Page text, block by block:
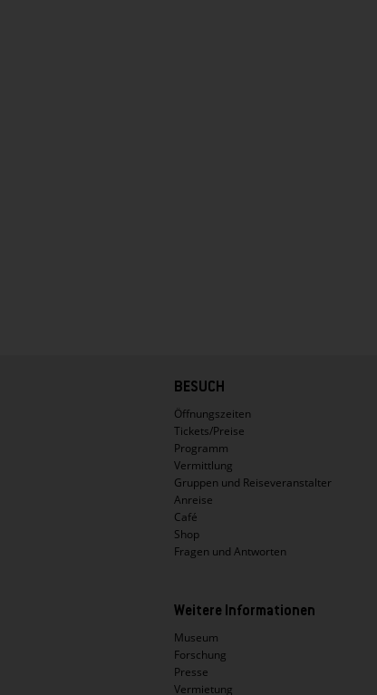
BESUCH
Öffnungszeiten
Tickets/Preise
Programm
Vermittlung
Gruppen und Reiseveranstalter
Anreise
Café
Shop
Fragen und Antworten
Weitere Informationen
Museum
Forschung
Presse
Vermietung